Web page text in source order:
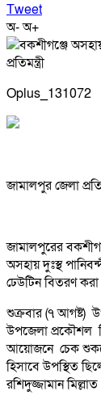
Tweet
অ-অ+
Oplus_131072
জামালপুর জেলা
জামালপুরের
অসহায় দুঃস্থ
ঢেউটিন বিতরণ করা
শুক্রবার (৭ আগষ্ট)
উপজেলা প্রকৌশল
আয়োজনে চেক শুকনো
হিসাবে উপস্থিত
রশিদুজ্জামান